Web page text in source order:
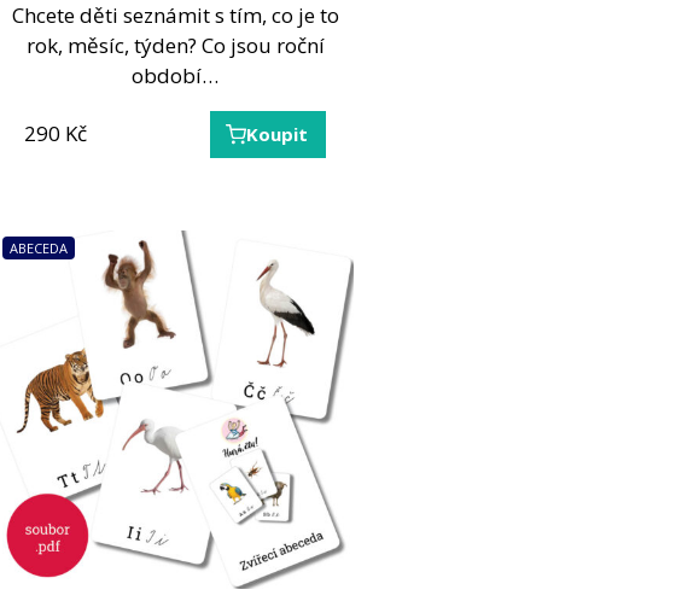
Chcete děti seznámit s tím, co je to
rok, měsíc, týden? Co jsou roční
období…
290 Kč Koupit
ABECEDA